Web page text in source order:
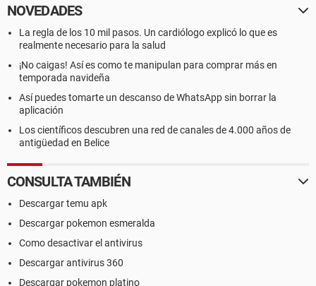
NOVEDADES
La regla de los 10 mil pasos. Un cardiólogo explicó lo que es
realmente necesario para la salud
¡No caigas! Así es como te manipulan para comprar más en
temporada navideña
Así puedes tomarte un descanso de WhatsApp sin borrar la
aplicación
Los científicos descubren una red de canales de 4.000 años de
antigüedad en Belice
CONSULTA TAMBIÉN
Descargar temu apk
Descargar pokemon esmeralda
Como desactivar el antivirus
Descargar antivirus 360
Descargar pokemon platino